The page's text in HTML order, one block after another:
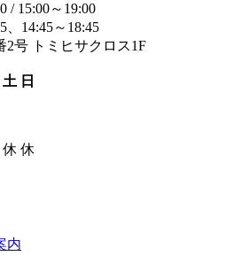
/ 15:00～19:00
14:45～18:45
2号 トミヒサクロス1F
土 日
休 休
内